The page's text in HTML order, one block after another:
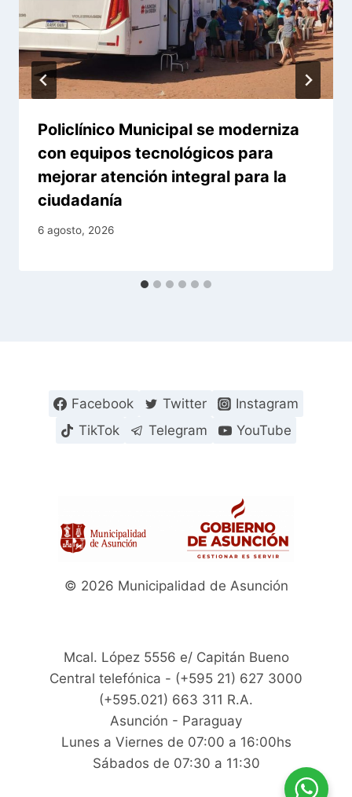
Policlínico Municipal se moderniza
con equipos tecnológicos para
mejorar atención integral para la
ciudadanía
6 agosto, 2026
Facebook Twitter
Instagram
TikTok
Telegram YouTube
© 2026 Municipalidad de Asunción
Mcal. López 5556 e/ Capitán Bueno
Central telefónica - (+595 21) 627 3000
(+595.021) 663 311 R.A.
Asunción - Paraguay
Lunes a Viernes de 07:00 a 16:00hs
Sábados de 07:30 a 11:30